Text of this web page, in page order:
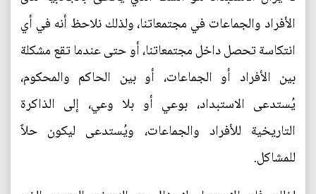
الأفراد والجماعات في مجتمعاتنا، ولذلك نلاحظ أنه في أي
انتكاسة تحصل داخل مجتمعاتنا، أو حتى عندما تقع مشكلة
بين الأفراد أو الجماعات، أو بين الحاكم والمحكوم،
يُستدعى الاستبداد، بوعي أو بلا وعي، إلى الذاكرة
التاريخية للأفراد والجماعات، ويُستدعى ليكون حلاً
للمشاكل.